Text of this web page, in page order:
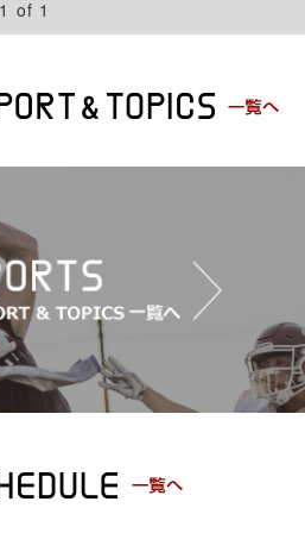
of 1